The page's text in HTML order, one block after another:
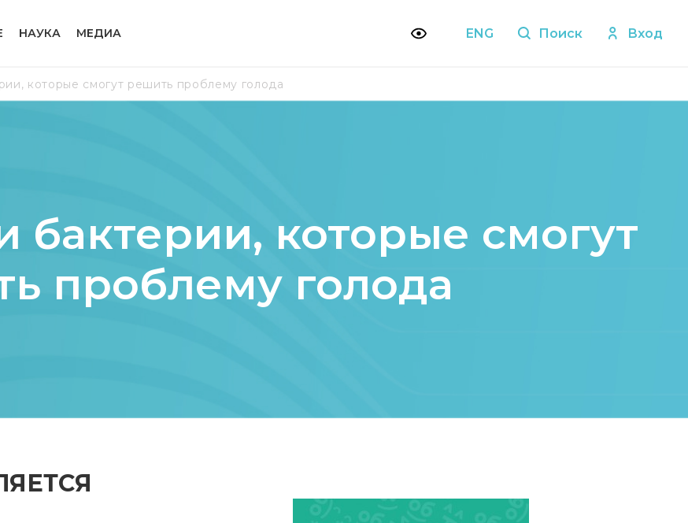
НАУКА МЕДИА ENG Поиск Вход
которые смогут решить проблему голода
которые смогут
проблему голода